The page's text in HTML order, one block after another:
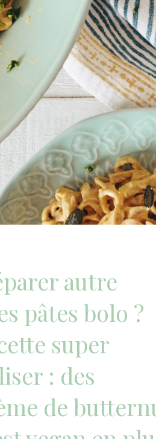
autre
pâtes bolo ?
super
: des
de